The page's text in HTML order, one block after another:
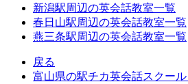
新潟駅周辺の英会話教室一覧
春日山駅周辺の英会話教室一覧
燕三条駅周辺の英会話教室一覧
戻る
富山県の駅チカ英会話スクー